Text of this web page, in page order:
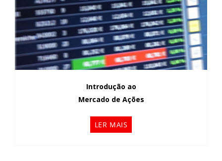
Introdução ao
Mercado de Ações
LER MAIS